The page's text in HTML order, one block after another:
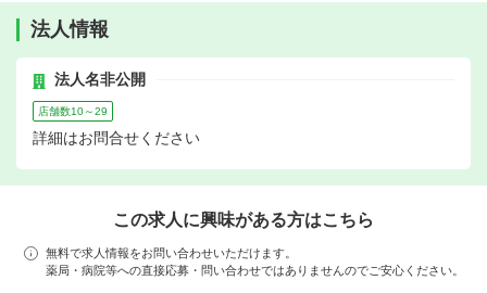
法人情報
法人名非公開
店舗数10～29
詳細はお問合せください
この求人に興味がある方はこちら
無料で求人情報をお問い合わせいただけます。
薬局・病院等への直接応募・問い合わせではありませんのでご安心ください。